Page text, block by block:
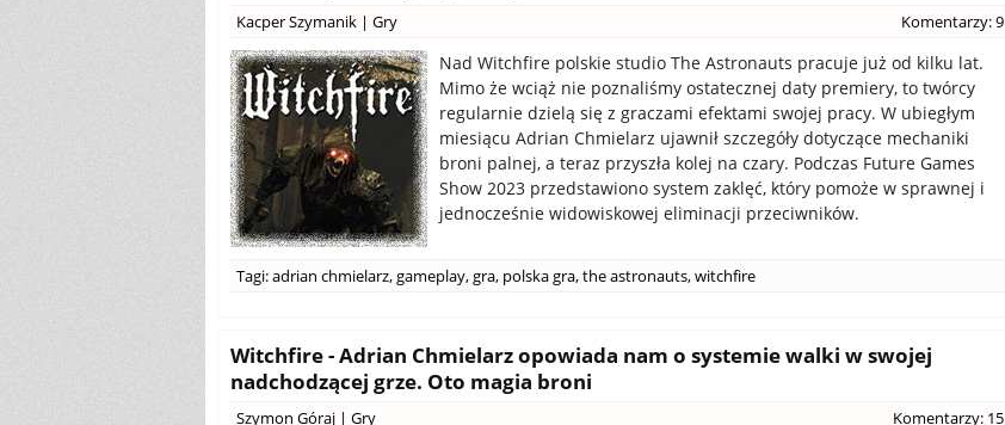
Kacper Szymanik | Gry Komentarzy: 9
Nad Witchfire polskie studio The Astronauts pracuje już od kilku lat.
Mimo że wciąż nie poznaliśmy ostatecznej daty premiery, to twórcy
regularnie dzielą się z graczami efektami swojej pracy. W ubiegłym
miesiącu Adrian Chmielarz ujawnił szczegóły dotyczące mechaniki
broni palnej, a teraz przyszła kolej na czary. Podczas Future Games
Show 2023 przedstawiono system zaklęć, który pomoże w sprawnej i
jednocześnie widowiskowej eliminacji przeciwników.
Tagi:adrian chmielarz,gameplay,gra, polska gra,the astronauts,witchfire
Witchfire - Adrian Chmielarz opowiada nam o systemie walki w swojej
nadchodzącej grze. Oto magia broni
Szymon Góraj | Gry Komentarzy: 15